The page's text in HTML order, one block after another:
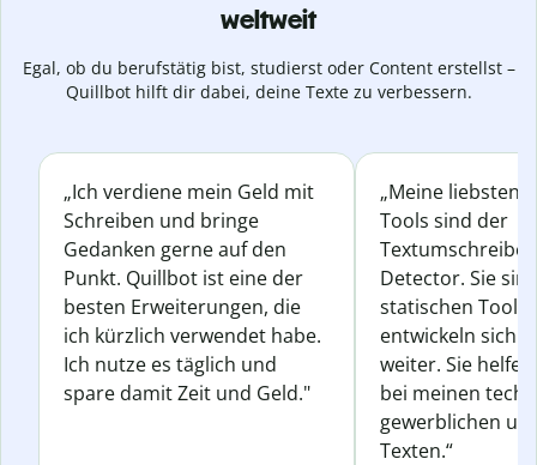
weltweit
Egal, ob du berufstätig bist, studierst oder Content erstellst –
Quillbot hilft dir dabei, deine Texte zu verbessern.
„Ich verdiene mein Geld mit
Schreiben und bringe
Gedanken gerne auf den
Punkt. Quillbot ist eine der
besten Erweiterungen, die
ich kürzlich verwendet habe.
Ich nutze es täglich und
spare damit Zeit und Geld."
„Meine liebsten
Tools sind der
Detector. Sie
statischen
entwickeln sich
weiter. Sie
bei meinen
gewerblichen
Texten.“